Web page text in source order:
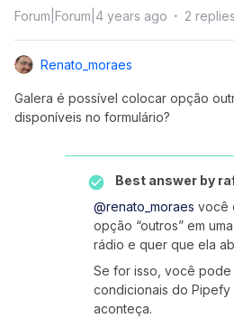
Forum|Forum|4 years ago 2 replies
Renato_moraes
Galera é possível colocar opção
disponíveis no formulário?
Best answer by
@renato_moraes você
opção “outros” em
rádio e quer que ela
Se for isso, você pode
condicionais do Pipefy
aconteça.